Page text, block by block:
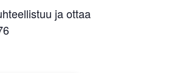
ja ottaa